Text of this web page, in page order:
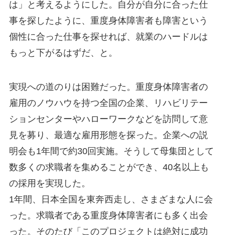
は」と考えるようにした。自分が自分に合った仕
事を探したように、重度身体障害者も障害という
個性に合った仕事を探せれば、就業のハードルは
もっと下がるはずだ、と。
実現への道のりは困難だった。重度身体障害者の
雇用のノウハウを持つ全国の企業、リハビリテー
ションセンターやハローワークなどを訪問して意
見を募り、最適な雇用形態を探った。企業への説
明会も1年間で約30回実施。そうして母集団として
数多くの求職者を集めることができ、40名以上も
の採用を実現した。
1年間、日本全国を東奔西走し、さまざまな人に会
った。求職者である重度身体障害者にも多く出会
った。そのたび「このプロジェクトは絶対に成功